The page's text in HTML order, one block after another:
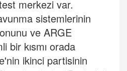
merkezi var.
sistemlerinin
ve ARGE
bir kısmı orada
ikinci partisinin